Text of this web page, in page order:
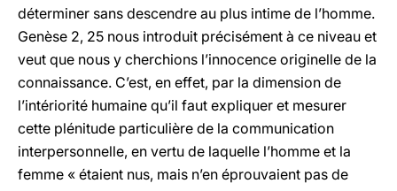
déterminer sans descendre au plus intime de l’homme.
Genèse 2, 25 nous introduit précisément à ce niveau et
veut que nous y cherchions l’innocence originelle de la
connaissance. C’est, en effet, par la dimension de
l’intériorité humaine qu’il faut expliquer et mesurer
cette plénitude particulière de la communication
interpersonnelle, en vertu de laquelle l’homme et la
femme « étaient nus, mais n’en éprouvaient pas de